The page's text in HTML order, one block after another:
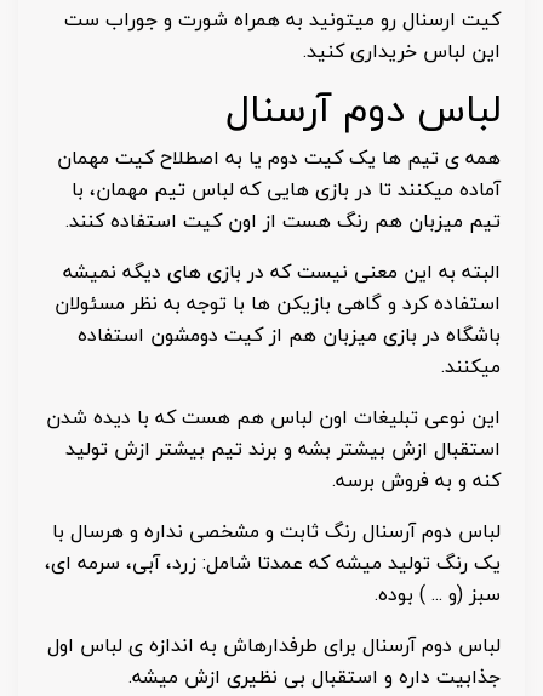
کیت ارسنال رو میتونید به همراه شورت و جوراب ست
این لباس خریداری کنید.
لباس دوم آرسنال
همه ی تیم ها یک کیت دوم یا به اصطلاح کیت مهمان
آماده میکنند تا در بازی هایی که لباس تیم مهمان، با
تیم میزبان هم رنگ هست از اون کیت استفاده کنند.
البته به این معنی نیست که در بازی های دیگه نمیشه
استفاده کرد و گاهی بازیکن ها با توجه به نظر مسئولان
باشگاه در بازی میزبان هم از کیت دومشون استفاده
میکنند.
این نوعی تبلیغات اون لباس هم هست که با دیده شدن
استقبال ازش بیشتر بشه و برند تیم بیشتر ازش تولید
کنه و به فروش برسه.
لباس دوم آرسنال رنگ ثابت و مشخصی نداره و هرسال با
یک رنگ تولید میشه که عمدتا شامل: زرد، آبی، سرمه ای،
سبز (و ... ) بوده.
لباس دوم آرسنال برای طرفدارهاش به اندازه ی لباس اول
جذابیت داره و استقبال بی نظیری ازش میشه.